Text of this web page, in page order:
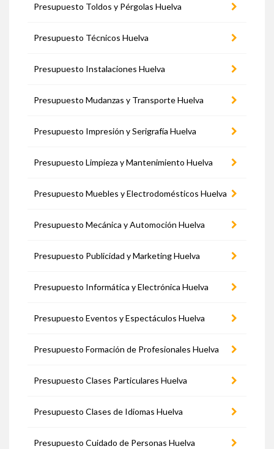
Presupuesto Toldos y Pérgolas Huelva
Presupuesto Técnicos Huelva
Presupuesto Instalaciones Huelva
Presupuesto Mudanzas y Transporte Huelva
Presupuesto Impresión y Serigrafía Huelva
Presupuesto Limpieza y Mantenimiento Huelva
Presupuesto Muebles y Electrodomésticos Huelva
Presupuesto Mecánica y Automoción Huelva
Presupuesto Publicidad y Marketing Huelva
Presupuesto Informática y Electrónica Huelva
Presupuesto Eventos y Espectáculos Huelva
Presupuesto Formación de Profesionales Huelva
Presupuesto Clases Particulares Huelva
Presupuesto Clases de Idiomas Huelva
Presupuesto Cuidado de Personas Huelva